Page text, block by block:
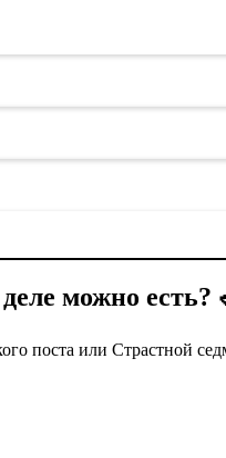
можно есть?
поста или Страстной